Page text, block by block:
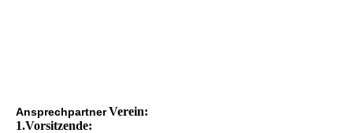
AnsprechpartnerVerein:
1.Vorsitzende: